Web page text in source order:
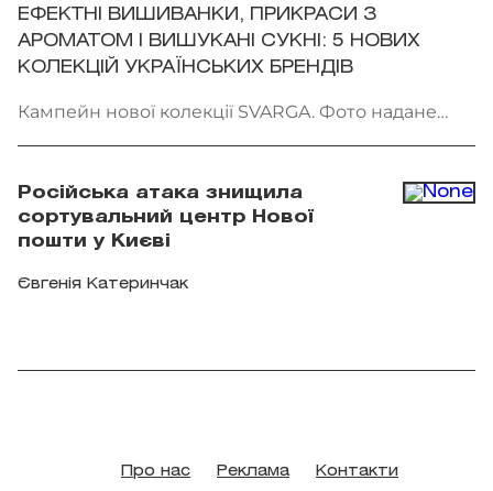
ЕФЕКТНІ ВИШИВАНКИ, ПРИКРАСИ З
АРОМАТОМ І ВИШУКАНІ СУКНІ: 5 НОВИХ
КОЛЕКЦІЙ УКРАЇНСЬКИХ БРЕНДІВ
Кампейн нової колекції SVARGA. Фото надане
Російська атака знищила
сортувальний центр Нової
пошти у Києві
Євгенія Катеринчак
Про нас Реклама Контакти